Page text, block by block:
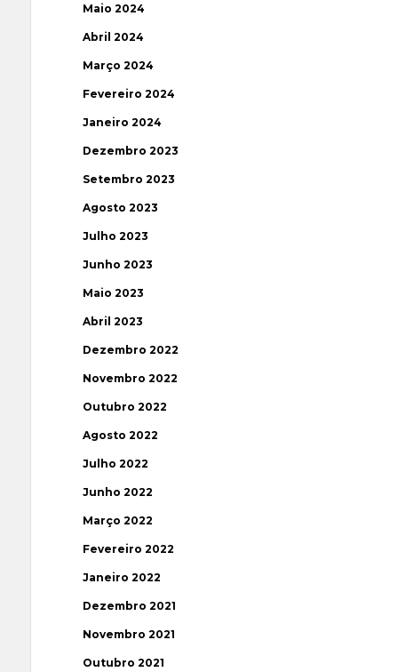
Maio 2024
Abril 2024
Março 2024
Fevereiro 2024
Janeiro 2024
Dezembro 2023
Setembro 2023
Agosto 2023
Julho 2023
Junho 2023
Maio 2023
Abril 2023
Dezembro 2022
Novembro 2022
Outubro 2022
Agosto 2022
Julho 2022
Junho 2022
Março 2022
Fevereiro 2022
Janeiro 2022
Dezembro 2021
Novembro 2021
Outubro 2021